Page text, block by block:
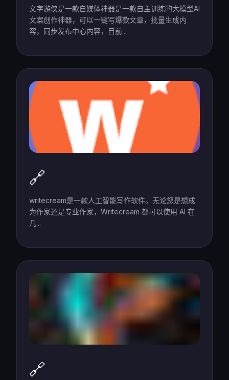
文字游侠是一款自媒体神器是一款自主训练的大模型Al
文案创作神器，可以一键写爆款文章，批量生成内
容，同步发布中心内容，目前...
🔗
writecream是一款人工智能写作软件。无论您是想成
为作家还是专业作家，Writecream 都可以使用 AI 在
几...
🔗